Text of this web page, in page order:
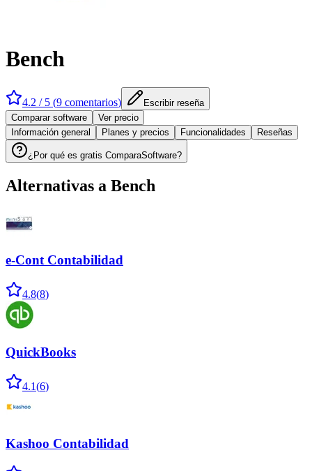
Bench
4.2 / 5 (9 comentarios)
Escribir reseña
Comparar software
Ver precio
Información general
Planes y precios Funcionalidades Reseñas
¿Por qué es gratis ComparaSoftware?
Alternativas a Bench
e-Cont Contabilidad
4.8(8)
QuickBooks
4.1(6)
Kashoo Contabilidad